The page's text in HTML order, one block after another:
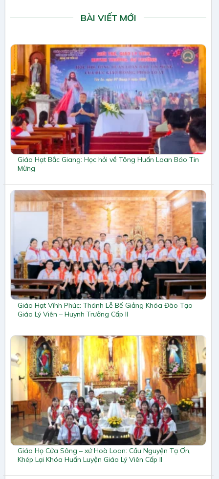
BÀI VIẾT MỚI
Giáo Hạt Bắc Giang: Học hỏi về Tông Huấn Loan Báo Tin
Mừng
Giáo Hạt Vĩnh Phúc: Thánh Lễ Bế Giảng Khóa Đào Tạo
Giáo Lý Viên – Huynh Trưởng Cấp II
Giáo Họ Cửa Sông – xứ Hoà Loan: Cầu Nguyện Tạ Ơn,
Khép Lại Khóa Huấn Luyện Giáo Lý Viên Cấp II